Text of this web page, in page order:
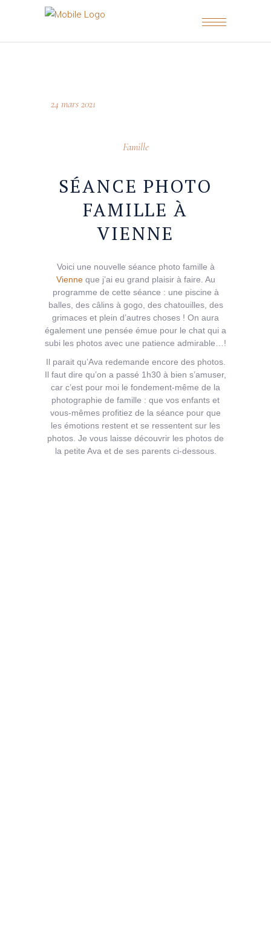
24 mars 2021
Famille
SÉANCE PHOTO
FAMILLE À
VIENNE
Voici une nouvelle séance photo famille à
Vienneque j’ai eu grand plaisir à faire. Au
programme de cette séance : une piscine à
balles, des câlins à gogo, des chatouilles, des
grimaces et plein d’autres choses ! On aura
également une pensée émue pour le chat qui a
subi les photos avec une patience admirable…!
Il parait qu’Ava redemande encore des photos.
Il faut dire qu’on a passé 1h30 à bien s’amuser,
car c’est pour moi le fondement-même de la
photographie de famille : que vos enfants et
vous-mêmes profitiez de la séance pour que
les émotions restent et se ressentent sur les
photos. Je vous laisse découvrir les photos de
la petite Ava et de ses parents ci-dessous.